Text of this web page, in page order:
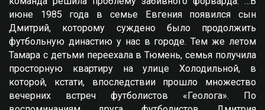
июне 1985 года в семье Eвгения появился сын
Дмитрий, которому суждено было продолжить
футбольную династию у нас в городе. Тем же летом
Тамара с детьми переехала в Тюмень, семья получила
просторную квартиру на улице Холодильной, в
которой, кстати, впоследствии прошло множество
вечерних встреч футболистов «Геолога». По